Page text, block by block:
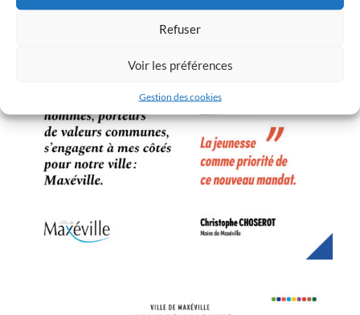
Refuser
Voir les préférences
Gestion des cookies